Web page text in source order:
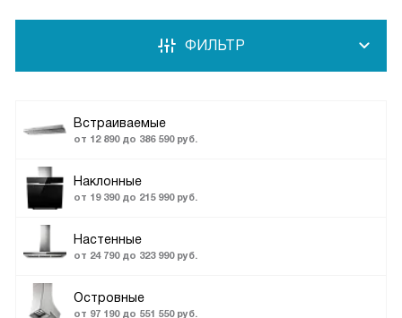
Встраиваемые
от 12 890 до 386 590 руб.
Наклонные
от 19 390 до 215 990 руб.
Настенные
от 24 790 до 323 990 руб.
Островные
от 97 190 до 551 550 руб.
ФИЛЬТР